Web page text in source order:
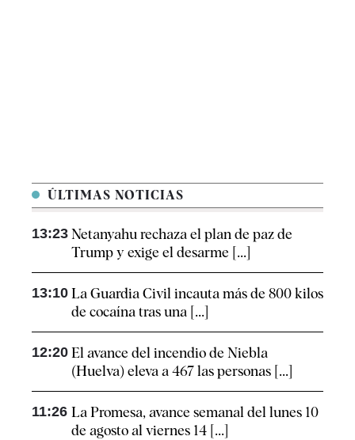
ÚLTIMAS NOTICIAS
13:23 Netanyahu rechaza el plan de paz de
Trump y exige el desarme [...]
13:10 La Guardia Civil incauta más de 800 kilos
de cocaína tras una [...]
12:20 El avance del incendio de Niebla
(Huelva) eleva a 467 las personas [...]
11:26 La Promesa, avance semanal del lunes 10
de agosto al viernes 14 [...]